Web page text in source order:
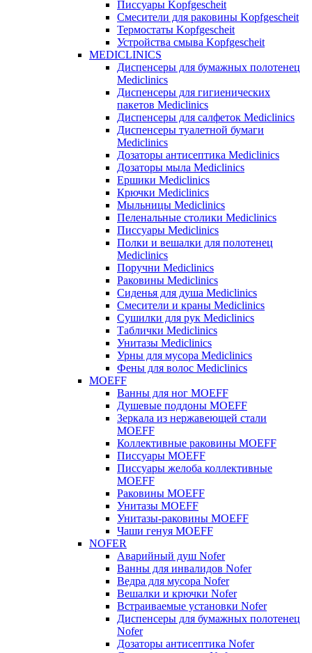
Писсуары Kopfgescheit
Смесители для раковины Kopfgescheit
Термостаты Kopfgescheit
Устройства смыва Kopfgescheit
MEDICLINICS
Диспенсеры для бумажных полотенец
Mediclinics
Диспенсеры для гигиенических
пакетов Mediclinics
Диспенсеры для салфеток Mediclinics
Диспенсеры туалетной бумаги
Mediclinics
Дозаторы антисептика Mediclinics
Дозаторы мыла Mediclinics
Ершики Mediclinics
Крючки Mediclinics
Мыльницы Mediclinics
Пеленальные столики Mediclinics
Писсуары Mediclinics
Полки и вешалки для полотенец
Mediclinics
Поручни Mediclinics
Раковины Mediclinics
Сиденья для душа Mediclinics
Смесители и краны Mediclinics
Сушилки для рук Mediclinics
Таблички Mediclinics
Унитазы Mediclinics
Урны для мусора Mediclinics
Фены для волос Mediclinics
MOEFF
Ванны для ног MOEFF
Душевые поддоны MOEFF
Зеркала из нержавеющей стали
MOEFF
Коллективные раковины MOEFF
Писсуары MOEFF
Писсуары желоба коллективные
MOEFF
Раковины MOEFF
Унитазы MOEFF
Унитазы-раковины MOEFF
Чаши генуя MOEFF
NOFER
Аварийный душ Nofer
Ванны для инвалидов Nofer
Ведра для мусора Nofer
Вешалки и крючки Nofer
Встраиваемые установки Nofer
Диспенсеры для бумажных полотенец
Nofer
Дозаторы антисептика Nofer